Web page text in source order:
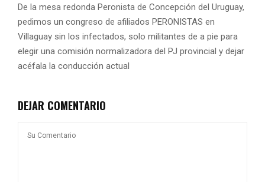
De la mesa redonda Peronista de Concepción del Uruguay,
pedimos un congreso de afiliados PERONISTAS en
Villaguay sin los infectados, solo militantes de a pie para
elegir una comisión normalizadora del PJ provincial y dejar
acéfala la conducción actual
DEJAR COMENTARIO